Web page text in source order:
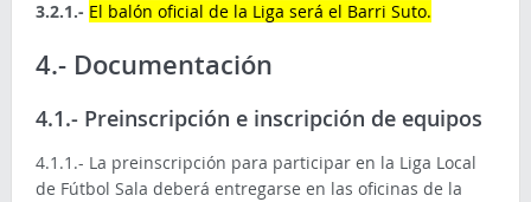
3.2.1.- El balón oficial de la Liga será el Barri Suto.
4.- Documentación
4.1.- Preinscripción e inscripción de equipos
4.1.1.- La preinscripción para participar en la Liga Local
de Fútbol Sala deberá entregarse en las oficinas de la